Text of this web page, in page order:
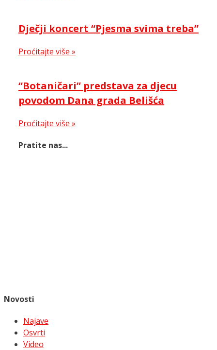
Dječji koncert “Pjesma svima treba”
Proćitajte više »
“Botaničari” predstava za djecu
povodom Dana grada Belišća
Proćitajte više »
Pratite nas...
Novosti
Najave
Osvrti
Video